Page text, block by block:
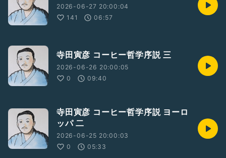
2026-06-27 20:00:04
141
06:57
寺田寅彦 コーヒー哲学序説 三
2026-06-26 20:00:05
0
09:40
寺田寅彦 コーヒー哲学序説 ヨーロ
ッパ 二
2026-06-25 20:00:03
0
05:33